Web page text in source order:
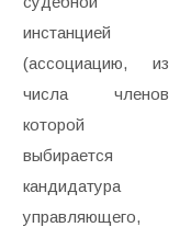
инстанцией
(ассоциацию, из
числа членов
которой
выбирается
кандидатура
управляющего,